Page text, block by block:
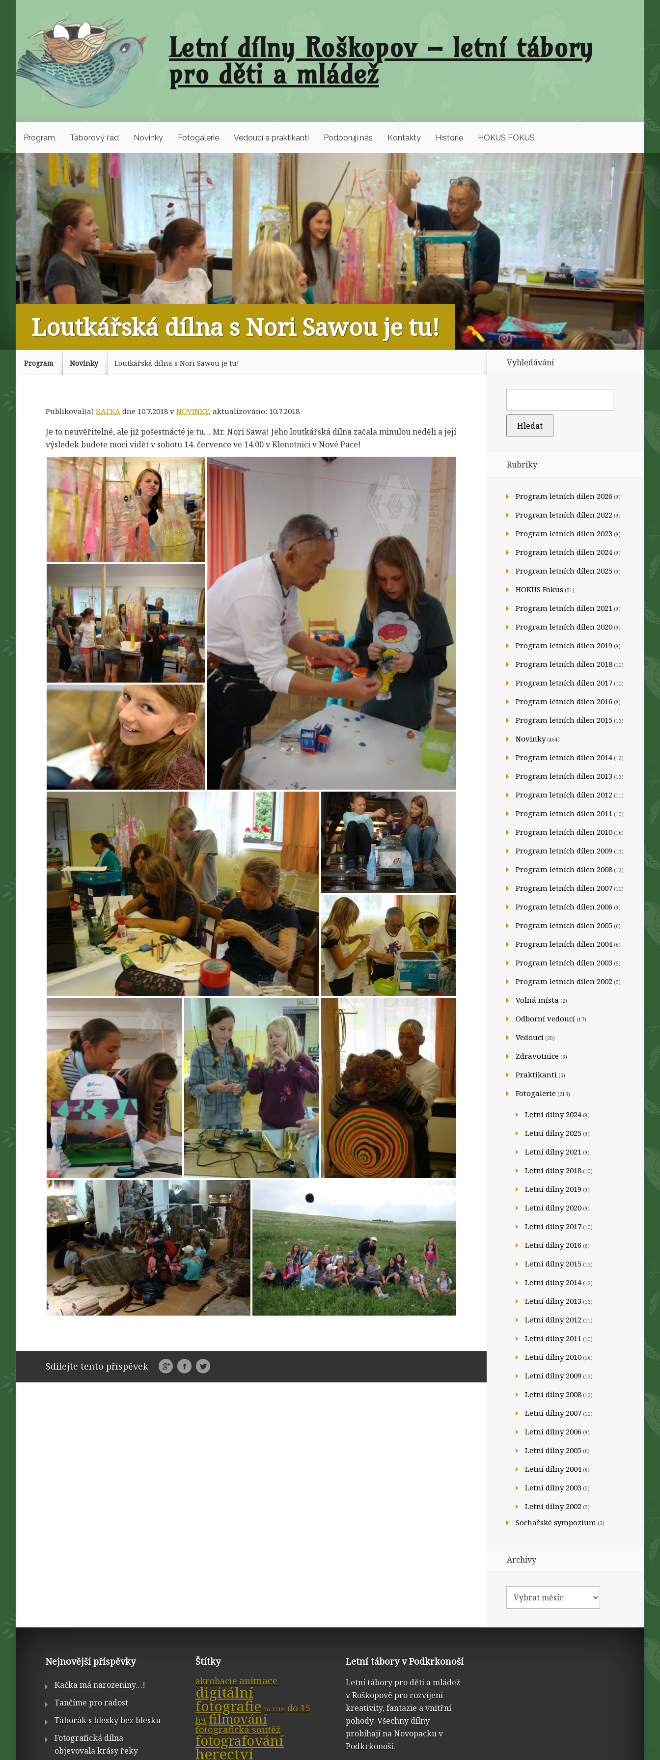
Letní dílny Roškopov – letní tábory
pro děti a mládež
Program Táborový řád Novinky Fotogalerie Vedoucí a praktikanti Podporují nás Kontakty Historie HOKUS FOKUS
Loutkářská dílna s Nori Sawou je tu!
Program Novinky Loutkářská dílna s Nori Sawou je tu!
Publikoval(a) KATKA dne 10.7.2018 v NOVINKY, aktualizováno: 10.7.2018
Je to neuvěřitelné, ale již pošestnácté je tu… Mr. Nori Sawa! Jeho loutkářská dílna začala minulou neděli a její
výsledek budete moci vidět v sobotu 14. července ve 14.00 v Klenotnici v Nové Pace!
Sdílejte tento příspěvek
Vyhledávání
Rubriky
Program letních dílen 2026 (9)
Program letních dílen 2022 (9)
Program letních dílen 2023 (9)
Program letních dílen 2024 (9)
Program letních dílen 2025 (9)
HOKUS Fokus (51)
Program letních dílen 2021 (9)
Program letních dílen 2020 (9)
Program letních dílen 2019 (9)
Program letních dílen 2018 (10)
Program letních dílen 2017 (10)
Program letních dílen 2016 (8)
Program letních dílen 2015 (13)
Novinky(464)
Program letních dílen 2014 (13)
Program letních dílen 2013 (13)
Program letních dílen 2012 (11)
Program letních dílen 2011 (10)
Program letních dílen 2010 (16)
Program letních dílen 2009 (13)
Program letních dílen 2008 (12)
Program letních dílen 2007 (10)
Program letních dílen 2006 (9)
Program letních dílen 2005 (6)
Program letních dílen 2004 (6)
Program letních dílen 2003 (5)
Program letních dílen 2002 (5)
Volná místa (2)
Odborní vedoucí (17)
Vedoucí (20)
Zdravotnice (3)
Praktikanti (5)
Fotogalerie (213)
Letní dílny 2024 (9)
Letní dílny 2025 (9)
Letní dílny 2021 (9)
Letní dílny 2018 (10)
Letní dílny 2019 (9)
Letní dílny 2020 (9)
Letní dílny 2017 (10)
Letní dílny 2016 (8)
Letní dílny 2015 (12)
Letní dílny 2014 (12)
Letní dílny 2013 (13)
Letní dílny 2012 (11)
Letní dílny 2011 (10)
Letní dílny 2010 (16)
Letní dílny 2009 (13)
Letní dílny 2008 (12)
Letní dílny 2007 (10)
Letní dílny 2006 (9)
Letní dílny 2005 (6)
Letní dílny 2004 (6)
Letní dílny 2003 (5)
Letní dílny 2002 (5)
Sochařské sympozium (3)
Archivy
Nejnovější příspěvky
Kačka má narozeniny…!
Tančíme pro radost
Táborák s blesky bez blesku
Fotografická dílna
objevovala krásy řeky
Štítky
akrobacie animace
digitální
fotografie do 12 let do 15
let filmování
fotografická soutěž
fotografování
herectví
Letní tábory v Podkrkonoší
Letní tábory pro děti a mládež
v Roškopově pro rozvíjení
kreativity, fantazie a vnitřní
pohody. Všechny dílny
probíhají na Novopacku v
Podkrkonoší.